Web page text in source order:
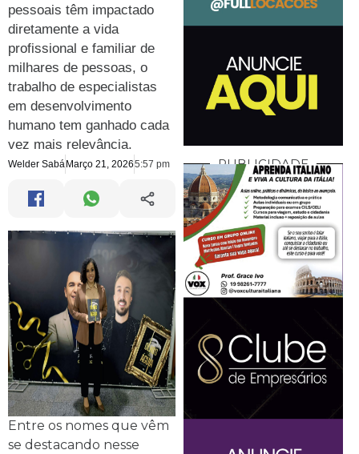
pessoais têm impactado
diretamente a vida
profissional e familiar de
milhares de pessoas, o
trabalho de especialistas
em desenvolvimento
humano tem ganhado cada
vez mais relevância.
Welder Sabá Março 21, 20265:57 pm
Entre os nomes que vêm
se destacando nesse
PUBLICIDADE